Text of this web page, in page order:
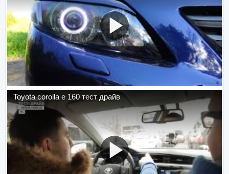
Toyota corolla e 160 тест драйв